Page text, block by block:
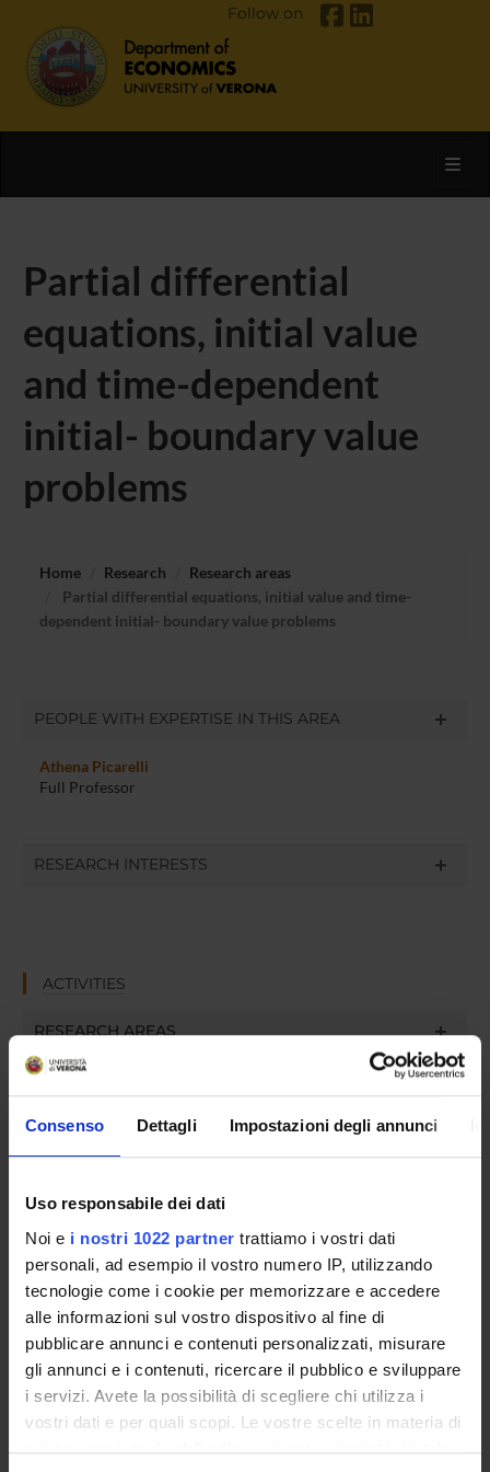
Consenso Dettagli Impostazioni degli annunci
Uso responsabile dei dati
Noi e i nostri 1022 partner trattiamo i vostri dati
personali, ad esempio il vostro numero IP, utilizzando
tecnologie come i cookie per memorizzare e accedere
alle informazioni sul vostro dispositivo al fine di
pubblicare annunci e contenuti personalizzati, misurare
gli annunci e i contenuti, ricercare il pubblico e sviluppare
i servizi. Avete la possibilità di scegliere chi utilizza i
vostri dati e per quali scopi. Le vostre scelte in materia di
privacy sono applicabili solo su questa proprietà digitale
Follow on
Partial differential
equations, initial value
and time-dependent
initial- boundary value
problems
Home Research
Research areas
Partial differential equations, initial value and time-
dependent initial- boundary value problems
PEOPLE WITH EXPERTISE IN THIS AREA
Athena Picarelli
Full Professor
RESEARCH INTERESTS
ACTIVITIES
RESEARCH AREAS
PHD PROGRAMMES
RESEARCH FACILITIES
RESEARCH CENTRES
RESEARCH LABORATORIES
SPIN OFF AND COMPANIES
Contacts
People
Places